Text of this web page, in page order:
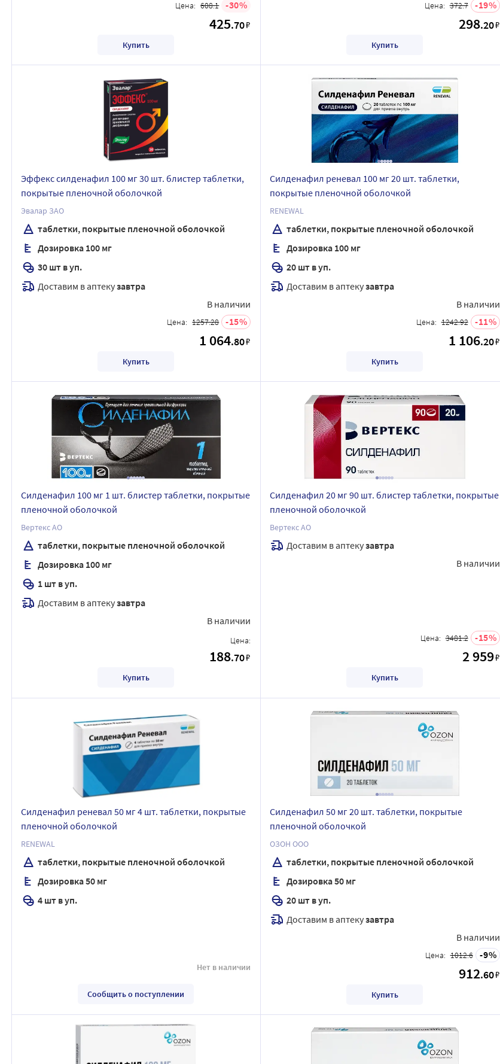
Цена: 608.1 30
425.70₽
Купить
Цена: 372.7 19
298.20₽
Купить
Эффекс силденафил 100 мг 30 шт. блистер таблетки,
покрытые пленочной оболочкой
Эвалар ЗАО
таблетки, покрытые пленочной оболочкой
Дозировка 100 мг
30 шт в уп.
Доставим в аптекузавтра
В наличии
Цена: 1257.28 15
1 064.80₽
Купить
Силденафил реневал 100 мг 20 шт. таблетки,
покрытые пленочной оболочкой
RENEWAL
таблетки, покрытые пленочной оболочкой
Дозировка 100 мг
20 шт в уп.
Доставим в аптекузавтра
В наличии
Цена: 1242.92 11
1 106.20₽
Купить
Силденафил 100 мг 1 шт. блистер таблетки, покрытые
пленочной оболочкой
Вертекс АО
таблетки, покрытые пленочной оболочкой
Дозировка 100 мг
1 шт в уп.
Доставим в аптекузавтра
В наличии
Цена:
188.70₽
Купить
Силденафил 20 мг 90 шт. блистер таблетки, покрытые
пленочной оболочкой
Вертекс АО
Доставим в аптекузавтра
В наличии
Цена: 3481.2 15
2 959₽
Купить
Силденафил реневал 50 мг 4 шт. таблетки, покрытые
пленочной оболочкой
RENEWAL
таблетки, покрытые пленочной оболочкой
Дозировка 50 мг
4 шт в уп.
Нет в наличии
Сообщить о поступлении
Силденафил 50 мг 20 шт. таблетки, покрытые
пленочной оболочкой
ОЗОН ООО
таблетки, покрытые пленочной оболочкой
Дозировка 50 мг
20 шт в уп.
Доставим в аптекузавтра
В наличии
Цена: 1012.6 9
912.60₽
Купить